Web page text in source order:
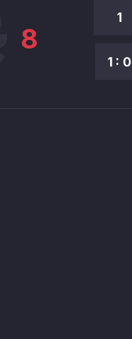
8
1
1 : 0